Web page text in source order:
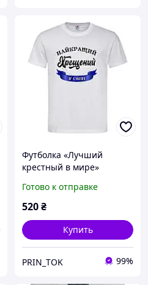
Футболка «Лучший
крестный в мире»
любимого крестного
Готово к отправке
520₴
Купить
PRIN_TOK 99%